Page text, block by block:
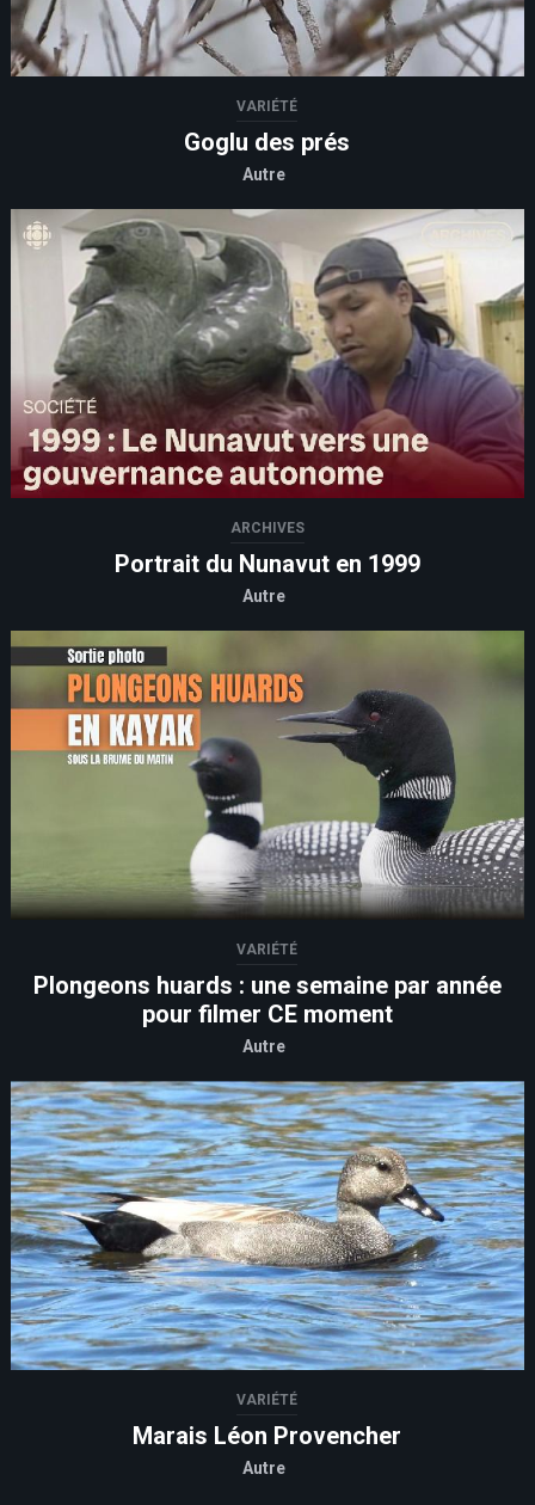
VARIÉTÉ
Goglu des prés
Autre
ARCHIVES
Portrait du Nunavut en 1999
Autre
VARIÉTÉ
Plongeons huards : une semaine par année
pour filmer CE moment
Autre
VARIÉTÉ
Marais Léon Provencher
Autre